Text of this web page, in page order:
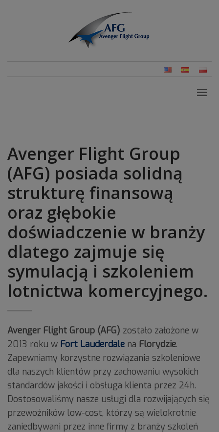
EnglishSpanish
Avenger Flight Group
(AFG) posiada solidną
strukturę finansową
oraz głębokie
doświadczenie w branży
dlatego zajmuje się
symulacją i szkoleniem
lotnictwa komercyjnego.
Avenger Flight Group (AFG) zostało założone w
2013 roku w Fort Lauderdale na Florydzie.
Zapewniamy korzystne rozwiązania szkoleniowe
dla naszych klientów przy zachowaniu wysokich
standardów jakości i obsługa klienta przez 24h.
Dostosowaliśmy nasze usługi dla rozwijających się
przewoźników low-cost, którzy są wielokrotnie
zaniedbywani przez inne firmy z branży szkoleń